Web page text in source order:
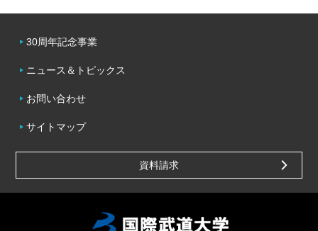
30周年記念事業
ニュース＆トピックス
お問い合わせ
サイトマップ
資料請求